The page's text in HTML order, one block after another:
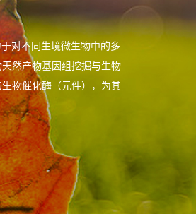
对不同生境微生物中的多
然产物基因组挖掘与生物
物催化酶（元件），为其